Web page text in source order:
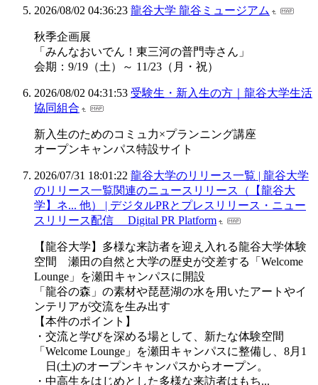
2026/08/02 04:36:23 龍谷大学 龍谷ミュージアム
秋季企画展
「みんなおいでん！東三河の普門寺さん」
会期：9/19（土）～ 11/23（月・祝）
2026/08/02 04:31:53 受験生・新入生の方｜龍谷大学生活
協同組合
新入生のためのコミュ力×プランニング講座
オープンキャンパス特設サイト
2026/07/31 18:01:22 龍谷大学のリリース一覧 | 龍谷大学
のリリース一覧関連のニュースリリース（【龍谷大
学】ネ... 他） | デジタルPRとプレスリリース・ニュー
スリリース配信 Digital PR Platform
【龍谷大学】多様な来訪者を迎え入れる龍谷大学体験
空間 瀬田の自然と大学の歴史が交差する「Welcome
Lounge」を瀬田キャンパスに開設
「龍谷の森」の素材や琵琶湖の水を用いたアートやイ
ンテリアが交流を生み出す
【本件のポイント】
・交流と学びを深める場として、新たな体験空間
「Welcome Lounge」を瀬田キャンパスに整備し、8月1
日(土)のオープンキャンパスからオープン。
・中高生をはじめとした多様な来訪者はもち...